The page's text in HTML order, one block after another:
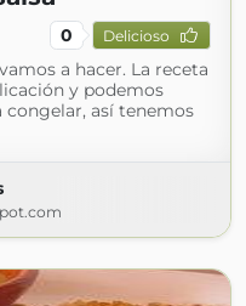
0 Delicioso
a hacer. La receta
y podemos
congelar, así tenemos